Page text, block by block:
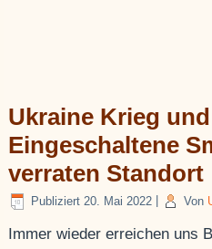
Ukraine Krieg
Eingeschaltene
verraten Standort
Publiziert 20. Mai 2022 Von
Immer wieder erreichen uns